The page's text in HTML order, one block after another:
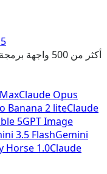
أكثر من 500
Claude Opus
Banana 2 liteClaude
5GPT Image
3.5 FlashGemini
Horse 1.0Claude